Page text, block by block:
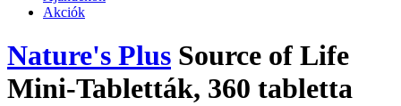
Akciók
Nature's Plus Source of Life
Mini-Tabletták, 360 tabletta